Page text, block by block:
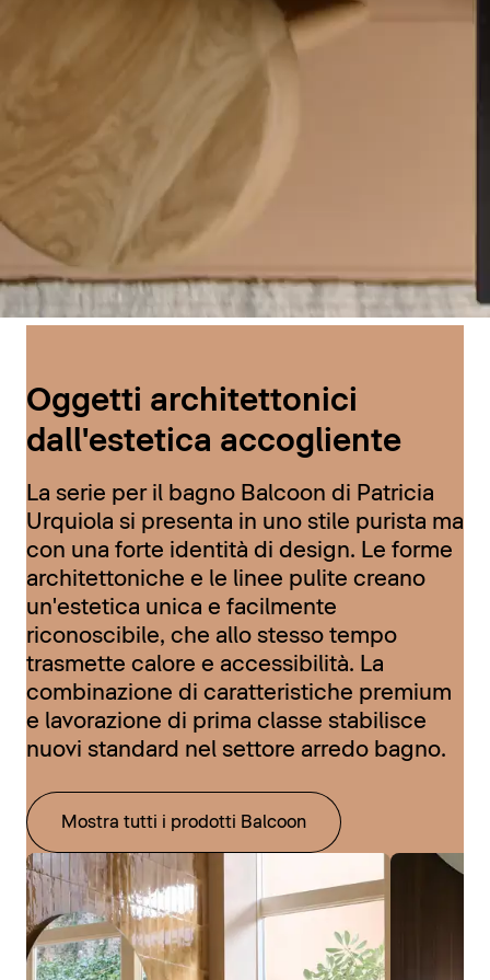
Oggetti architettonici
dall'estetica accogliente
La serie per il bagno Balcoon di Patricia
Urquiola si presenta in uno stile purista ma
con una forte identità di design. Le forme
architettoniche e le linee pulite creano
un'estetica unica e facilmente
riconoscibile, che allo stesso tempo
trasmette calore e accessibilità. La
combinazione di caratteristiche premium
e lavorazione di prima classe stabilisce
nuovi standard nel settore arredo bagno.
Mostra tutti i prodotti Balcoon